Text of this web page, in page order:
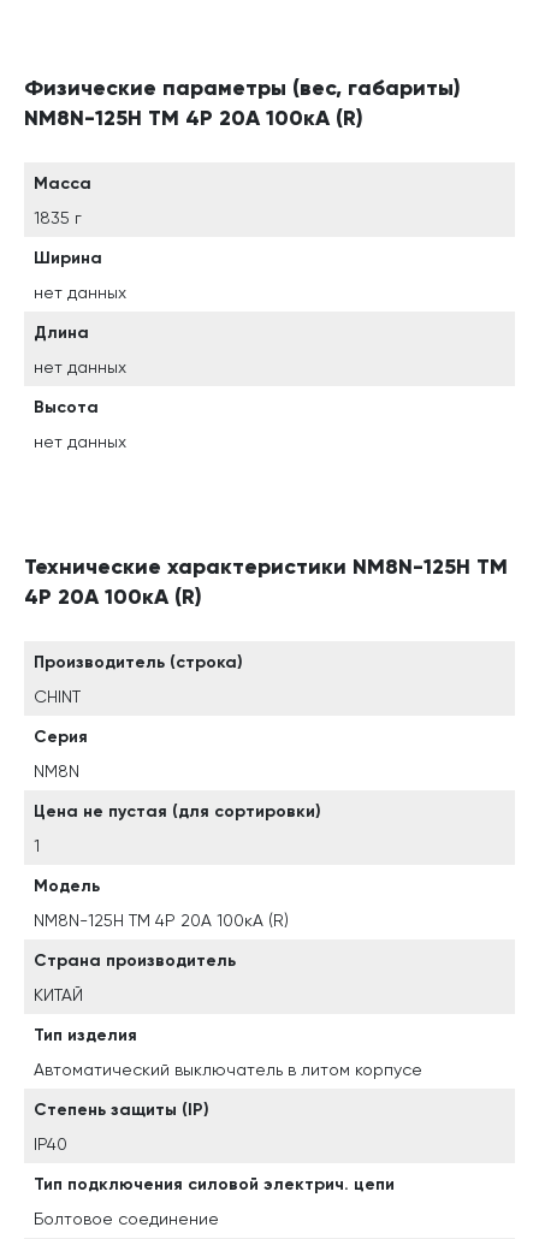
Физические параметры (вес, габариты)
NM8N-125H TM 4P 20А 100кА (R)
Масса
1835 г
Ширина
нет данных
Длина
нет данных
Высота
нет данных
Технические характеристики NM8N-125H TM
4P 20А 100кА (R)
Производитель (строка)
CHINT
Серия
NM8N
Цена не пустая (для сортировки)
1
Модель
NM8N-125H TM 4P 20А 100кА (R)
Страна производитель
КИТАЙ
Тип изделия
Автоматический выключатель в литом корпусе
Степень защиты (IP)
IP40
Тип подключения силовой электрич. цепи
Болтовое соединение